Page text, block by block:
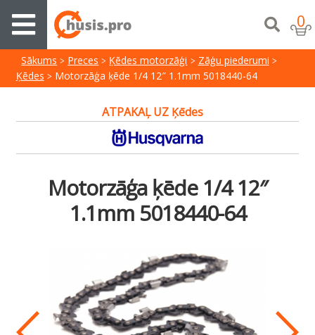
0
Sākums Preces Ķēdes motorzāģi
Zāģu piederumi
Ķēdes
Motorzāģa ķēde 1/4 12″ 1.1mm 5018440-64
ATPAKAĻ UZ Ķēdes
Motorzāģa ķēde 1/4 12″
1.1mm 5018440-64